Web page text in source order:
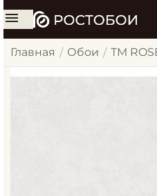
Главная / Обои / ТМ